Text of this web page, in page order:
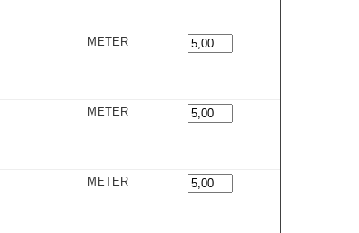
METER
METER
METER